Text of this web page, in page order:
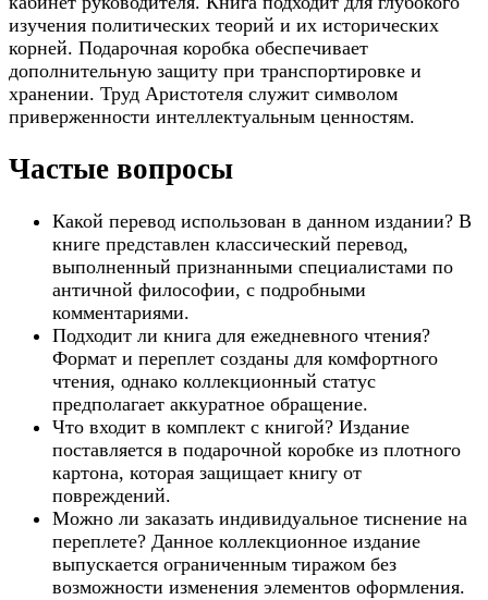
изучения политических теорий и их исторических
корней. Подарочная коробка обеспечивает
дополнительную защиту при транспортировке и
хранении. Труд Аристотеля служит символом
приверженности интеллектуальным ценностям.
Частые вопросы
Какой перевод использован в данном издании? В
книге представлен классический перевод,
выполненный признанными специалистами по
античной философии, с подробными
комментариями.
Подходит ли книга для ежедневного чтения?
Формат и переплет созданы для комфортного
чтения, однако коллекционный статус
предполагает аккуратное обращение.
Что входит в комплект с книгой? Издание
поставляется в подарочной коробке из плотного
картона, которая защищает книгу от
повреждений.
Можно ли заказать индивидуальное тиснение на
переплете? Данное коллекционное издание
выпускается ограниченным тиражом без
возможности изменения элементов оформления.